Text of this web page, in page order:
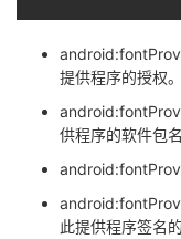
提供程序的授权。
供程序的软件包
此提供程序签名